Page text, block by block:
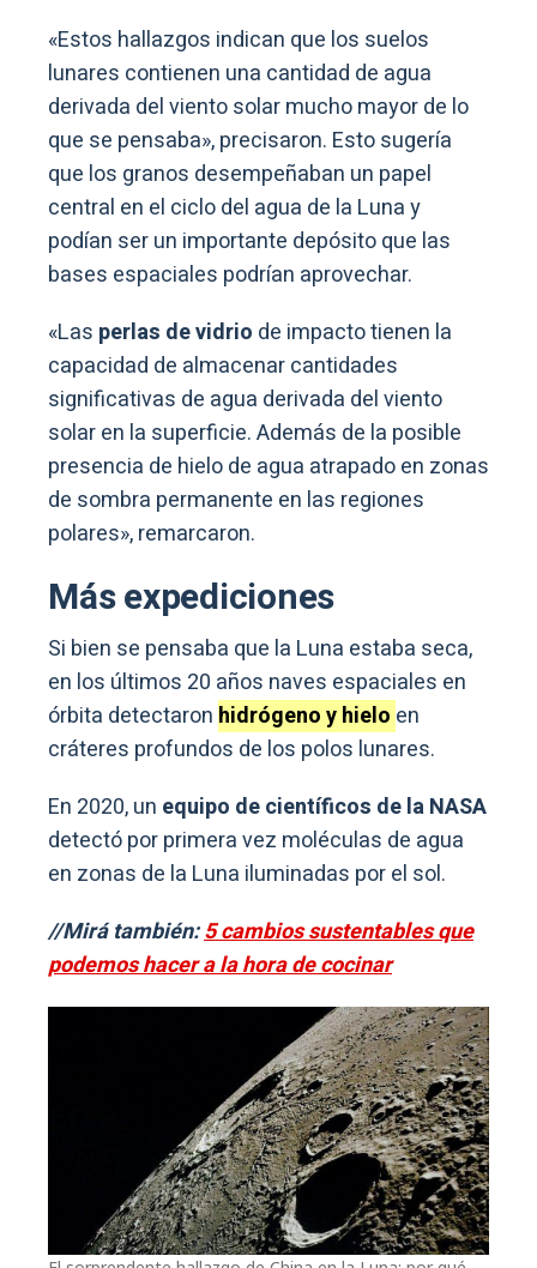
«Estos hallazgos indican que los suelos
lunares contienen una cantidad de agua
derivada del viento solar mucho mayor de lo
que se pensaba», precisaron. Esto sugería
que los granos desempeñaban un papel
central en el ciclo del agua de la Luna y
podían ser un importante depósito que las
bases espaciales podrían aprovechar.
«Las perlas de vidrio de impacto tienen la
capacidad de almacenar cantidades
significativas de agua derivada del viento
solar en la superficie. Además de la posible
presencia de hielo de agua atrapado en zonas
de sombra permanente en las regiones
polares», remarcaron.
Más expediciones
Si bien se pensaba que la Luna estaba seca,
en los últimos 20 años naves espaciales en
órbita detectaron hidrógeno y hielo en
cráteres profundos de los polos lunares.
En 2020, un equipo de científicos de la NASA
detectó por primera vez moléculas de agua
en zonas de la Luna iluminadas por el sol.
//Mirá también:5 cambios sustentables que
podemos hacer a la hora de cocinar